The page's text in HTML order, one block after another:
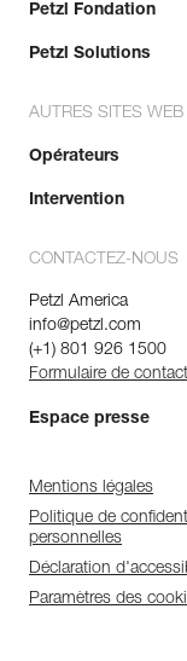
Petzl Fondation
Petzl Solutions
AUTRES SITES
Opérateurs
Intervention
CONTACTEZ-NOUS
Petzl America
info@petzl.com
(+1) 801 926 1500
Formulaire de contact
Espace presse
Mentions légales
Politique de
personnelles
Déclaration
Paramètres des